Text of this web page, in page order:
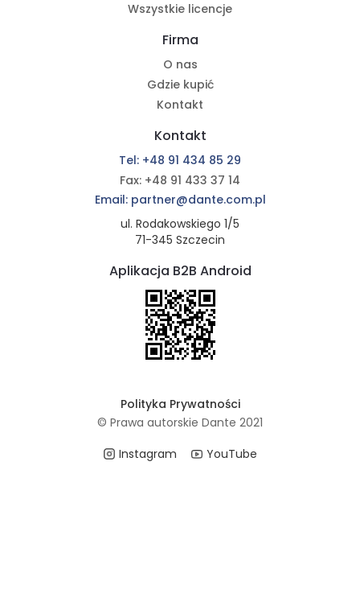
Wszystkie licencje
Firma
O nas
Gdzie kupić
Kontakt
Kontakt
Tel: +48 91 434 85 29
Fax: +48 91 433 37 14
Email: partner@dante.com.pl
ul. Rodakowskiego 1/5
71-345 Szczecin
Aplikacja B2B Android
Polityka Prywatności
© Prawa autorskie Dante 2021
Instagram
YouTube